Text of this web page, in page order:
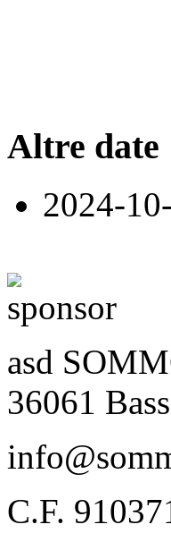
Altre date
2024-
asd
36061
C.F.